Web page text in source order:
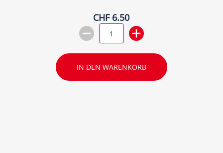
CHF 6.50
IN DEN WARENKORB